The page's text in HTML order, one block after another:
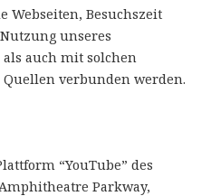
Webseiten, Besuchszeit
unseres
auch mit solchen
verbunden werden.
“YouTube” des
Parkway,